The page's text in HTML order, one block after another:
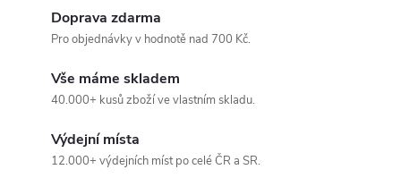
Doprava zdarma
Pro objednávky v hodnotě nad 700 Kč.
Vše máme skladem
40.000+ kusů zboží ve vlastním skladu.
Výdejní místa
12.000+ výdejních míst po celé ČR a SR.